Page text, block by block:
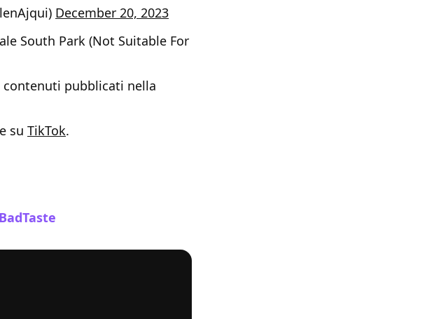
December 20, 2023
South Park (Not Suitable For
contenuti pubblicati nella
su TikTok.